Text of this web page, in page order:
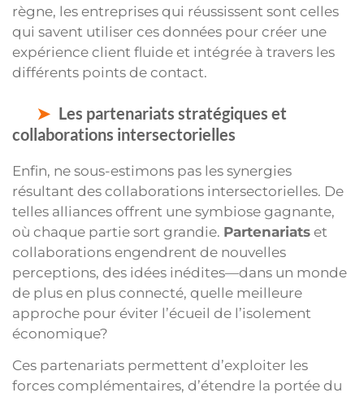
règne, les entreprises qui réussissent sont celles
qui savent utiliser ces données pour créer une
expérience client fluide et intégrée à travers les
différents points de contact.
Les partenariats stratégiques et
collaborations intersectorielles
Enfin, ne sous-estimons pas les synergies
résultant des collaborations intersectorielles. De
telles alliances offrent une symbiose gagnante,
où chaque partie sort grandie. Partenariats et
collaborations engendrent de nouvelles
perceptions, des idées inédites—dans un monde
de plus en plus connecté, quelle meilleure
approche pour éviter l’écueil de l’isolement
économique?
Ces partenariats permettent d’exploiter les
forces complémentaires, d’étendre la portée du